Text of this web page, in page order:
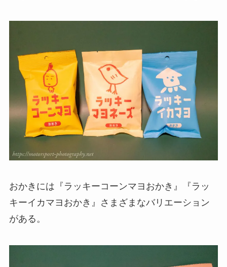
おかきには『ラッキーコーンマヨおかき』『ラッ
キーイカマヨおかき』さまざまなバリエーション
がある。